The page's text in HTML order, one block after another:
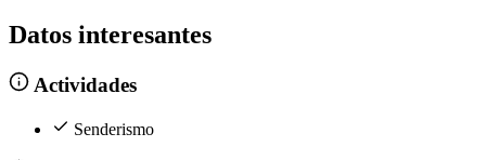
Datos interesantes
Actividades
Senderismo